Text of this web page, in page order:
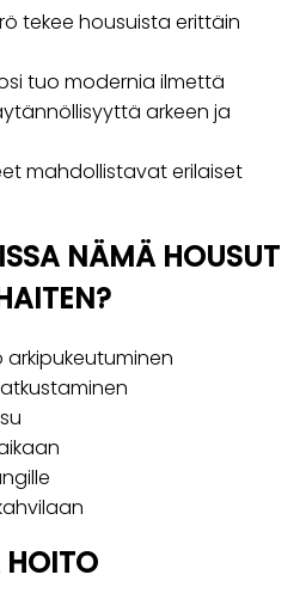
tekee housuista erittäin
tuo modernia ilmettä
arkeen ja
mahdollistavat erilaiset
NÄMÄ HOUSUT